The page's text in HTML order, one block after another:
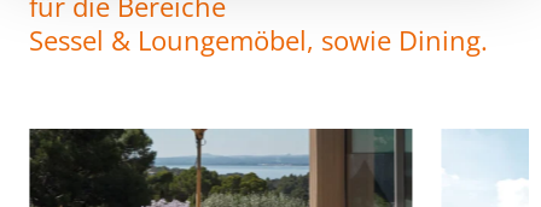
Sessel & Loungemöbel, sowie Dining.